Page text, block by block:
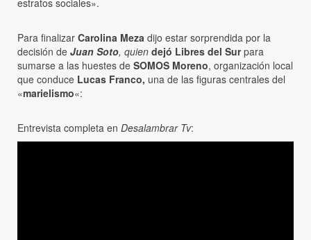
estratos sociales».
Para finalizar Carolina Meza dijo estar sorprendida por la
decisión de Juan Soto, quien dejó Libres del Surpara
sumarse a las huestes de SOMOS Moreno, organización local
que conduce Lucas Franco, una de las figuras centrales del
«marielismo«:
Entrevista completa en Desalambrar Tv: